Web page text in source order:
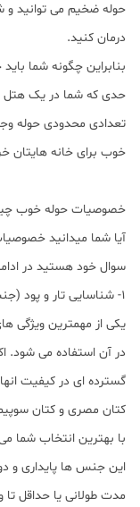
حوله ضخیم می توانید و
درمان کنید.
بنابراین چگونه شما
حدی که شما در یک هتل
تعدادی محدودی حوله
خوب برای خانه هایتان
خصوصیات حوله خوب
آیا شما میدانید
سوال خود هستید در
1- شناسایی تار و پود (جنس)
یکی از مهمترین ویژگی
در آن استفاده می شود.
گسترده ای در کیفیت
کتان مصری و کتان
با بهترین انتخاب شما
این جنس ها پایداری و
مدت طولانی یا حداقل تا